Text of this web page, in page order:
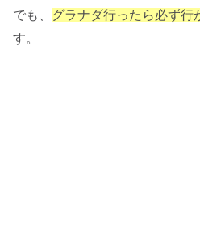
でも、 グラナダ行ったら必ず行
す。